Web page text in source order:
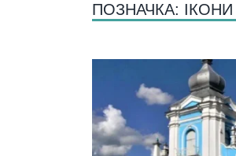
ПОЗНАЧКА: ІКОНИ